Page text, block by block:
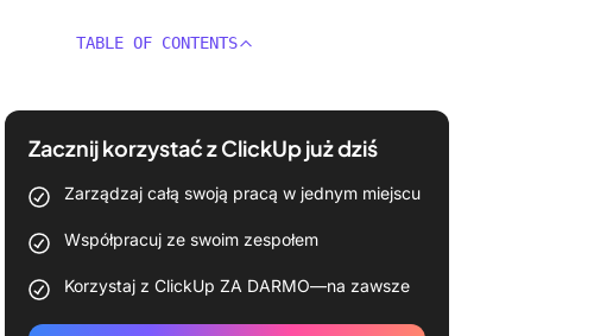
TABLE OF CONTENTS
Zacznij korzystać z ClickUp już dziś
Zarządzaj całą swoją pracą w jednym miejscu
Współpracuj ze swoim zespołem
Korzystaj z ClickUp ZA DARMO—na zawsze